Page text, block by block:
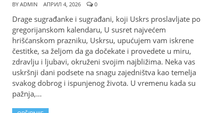
BY ADMIN АПРИЛ 4, 2026 0
Drage sugrađanke i sugrađani, koji Uskrs proslavljate po
gregorijanskom kalendaru, U susret najvećem
hrišćanskom prazniku, Uskrsu, upućujem vam iskrene
čestitke, sa željom da ga dočekate i provedete u miru,
zdravlju i ljubavi, okruženi svojim najbližima. Neka vas
uskršnji dani podsete na snagu zajedništva kao temelja
svakog dobrog i ispunjenog života. U vremenu kada su
pažnja,…